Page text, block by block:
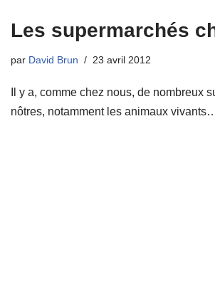
Les supermarchés
par David Brun 23 avril 2012
Il y a, comme chez nous, de nombreux
nôtres, notamment les animaux